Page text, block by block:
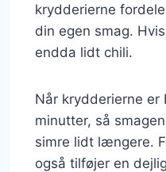
krydderierne
din egen smag.
endda lidt chili.
Når krydderierne
minutter, så
simre lidt længere.
også tilføjer en